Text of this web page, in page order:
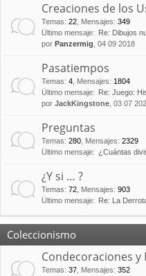
Creaciones de los
Temas: 22 Mensajes: 349
Último mensaje:
Re: Dibujos
por Panzermig , 04 09 2018
Pasatiempos
Temas: 4 Mensajes: 1804
Último mensaje:
Re: Juego:
por JackKingstone , 03 07
Preguntas
Temas: 280 Mensajes: 2329
Último mensaje: ¿Cuántas
¿Y si … ?
Temas: 72 Mensajes: 903
Último mensaje:
Re: La
Coleccionismo
Condecoraciones y
Temas: 37 Mensajes: 352